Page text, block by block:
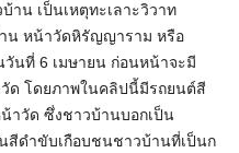
าน เป็นเหตุทะเลาะวิวาท
าน หน้าวัดหิรัญญาราม หรือ
วันที่ 6 เมษายน ก่อนหน้าจะมี
ด โดยภาพในคลิปนี้มีรถยนต์สี
าวัด ซึ่งชาวบ้านบอกเป็น
สีดำขับเกือบชนชาวบ้านที่เป็นก